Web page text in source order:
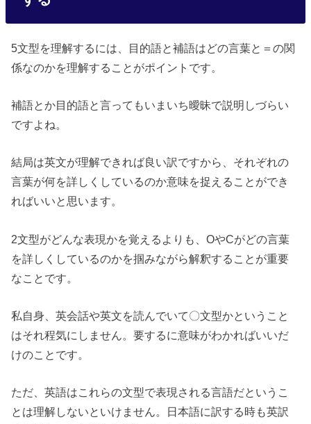
5文型を理解するには、目的語と補語はどの言葉と＝の関
係なのかを理解することがポイントです。
補語とか目的語と言ってもいまいち曖昧で説明しづらい
ですよね。
結局は英文が理解できれば良い訳ですから、それぞれの
言葉が何を詳しくしているのか意味を捉えることができ
ればいいと思います。
2文型がどんな表現かを覚えるよりも、OやCがどの言葉
を詳しくしているのかを掴みながら解釈することが重要
なことです。
私自身、英会話や英文を読んでいて〇文型かということ
はそれ程気にしません。要するに意味がわかればいいだ
けのことです。
ただ、英語はこれらの文型で表現される言語だというこ
とは理解しないといけません。日本語に訳する時も英訳